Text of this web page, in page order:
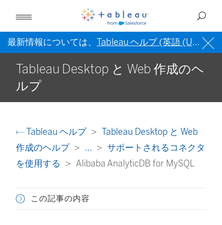
最新情報については、 Tableau ヘルプ (英語 (US)) を
Tableau Desktop と Web 作成のヘ
ルプ
Tableau ヘルプ
Tableau Desktop と Web
作成のヘルプ
...
サポートされるコネクタ
を使用する
Alibaba AnalyticDB for MySQL
この記事の内容